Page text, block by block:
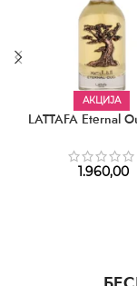
АКЦИЈА
LATTAFA Eternal
1.960,00